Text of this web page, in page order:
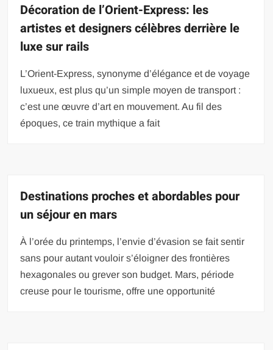
Décoration de l’Orient-Express: les
artistes et designers célèbres derrière le
luxe sur rails
L’Orient-Express, synonyme d’élégance et de voyage
luxueux, est plus qu’un simple moyen de transport :
c’est une œuvre d’art en mouvement. Au fil des
époques, ce train mythique a fait
Destinations proches et abordables pour
un séjour en mars
À l’orée du printemps, l’envie d’évasion se fait sentir
sans pour autant vouloir s’éloigner des frontières
hexagonales ou grever son budget. Mars, période
creuse pour le tourisme, offre une opportunité